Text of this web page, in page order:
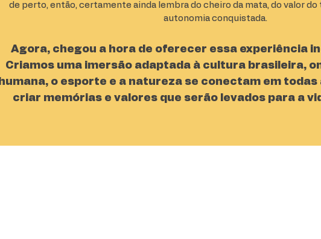
de perto, então, certamente ainda lembra do cheiro da mata, do valor do
autonomia conquistada.
Agora, chegou a hora de oferecer essa experiência
Criamos uma imersão adaptada à cultura brasileira,
humana, o esporte e a natureza se conectam em
criar memórias e valores que serão levados para a